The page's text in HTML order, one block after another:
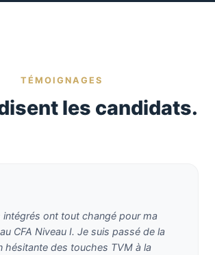
TÉMOIGNAGES
les candidats.
intégrés ont tout changé pour ma
CFA Niveau I. Je suis passé de la
hésitante des touches TVM à la